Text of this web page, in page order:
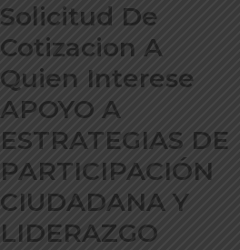
Solicitud De
Cotizacion A
Quien Interese
APOYO A
ESTRATEGIAS DE
PARTICIPACIÓN
CIUDADANA Y
LIDERAZGO